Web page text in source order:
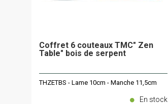
Coffret 6 couteaux TMC" Zen
Table" bois de serpent
THZETBS - Lame 10cm - Manche 11,5cm
En stock